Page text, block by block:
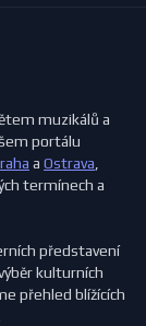
muzikálů a
portálu
a Ostrava
termínech a
představení
kulturních
přehled blížících